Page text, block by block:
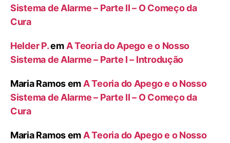
Sistema de Alarme – Parte II – O Começo da
Cura
Helder P.em A Teoria do Apego e o Nosso
Sistema de Alarme – Parte I – Introdução
Maria Ramosem A Teoria do Apego e o Nosso
Sistema de Alarme – Parte II – O Começo da
Cura
Maria Ramosem A Teoria do Apego e o Nosso